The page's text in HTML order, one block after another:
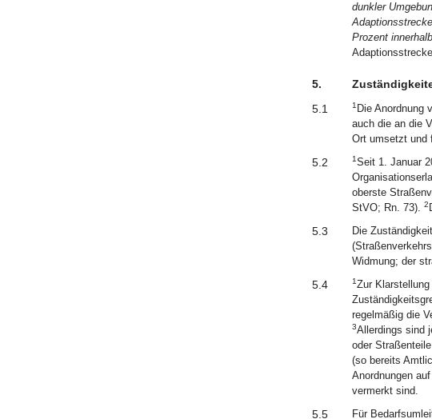
dunkler
Prozent
5.
5.1
1 Die Anordnung
auch die an die
Ort umsetzt und
5.2 1Seit 1. Januar
oberste
StVO; Rn. 73). 2
5.3
Die
Widmung; der
5.4 1Zur
regelmäßig die
3Allerdings sind
oder
(so bereits
Anordnungen
vermerkt sind.
5.5 Für